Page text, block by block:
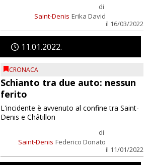
Saint-Denis
di
Erika David
il 16/03/2022
11 01 2022
CRONACA
Schianto tra due auto: nessun
ferito
Saint-Denis
di
Federico Donato
il 11/01/2022
L'incidente è avvenuto al confine tra Saint-
Denis e Châtillon